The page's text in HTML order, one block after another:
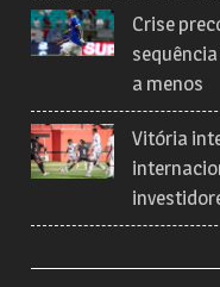
Crise
a menos
Vitória